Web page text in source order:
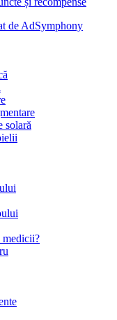
de AdSymphony
solară
medicii?